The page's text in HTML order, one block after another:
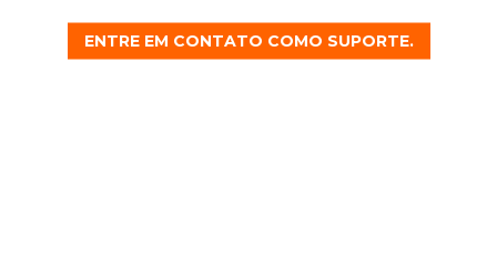
ENTRE EM CONTATO COMO SUPORTE.